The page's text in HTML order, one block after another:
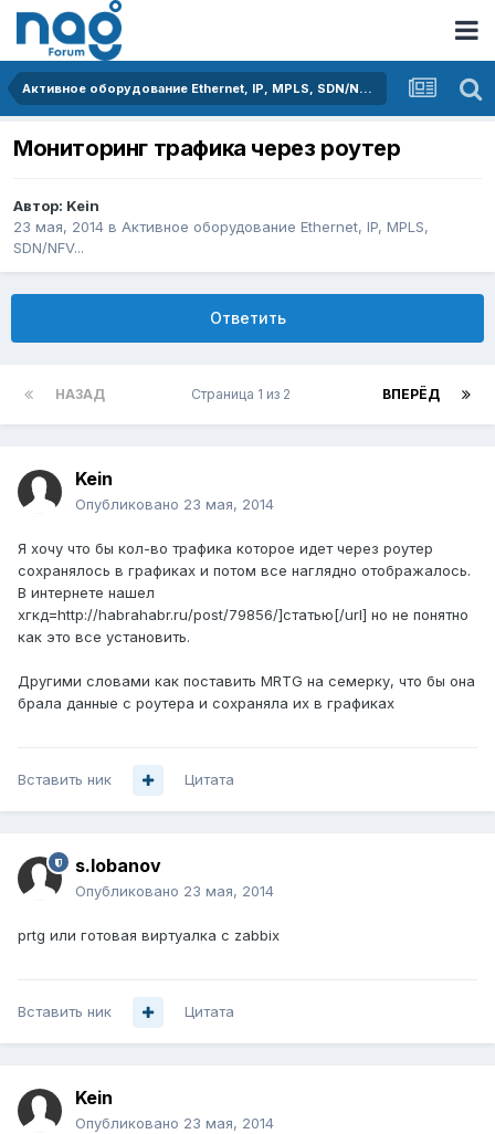
Активное оборудование Ethernet, IP, MPLS, SDN/NFV...
Мониторинг трафика через роутер
Автор: Kein
23 мая, 2014 в Активное оборудование Ethernet, IP, MPLS,
SDN/NFV...
Ответить
НАЗАД ВПЕРЁД
Страница 1 из 2
Kein
Опубликовано 23 мая, 2014
Я хочу что бы кол-во трафика которое идет через роутер
сохранялось в графиках и потом все наглядно отображалось.
В интернете нашел
хгкд=http://habrahabr.ru/post/79856/]статью[/url] но не понятно
как это все установить.
Другими словами как поставить MRTG на семерку, что бы она
брала данные с роутера и сохраняла их в графиках
Вставить ник Цитата
s.lobanov
Опубликовано 23 мая, 2014
prtg или готовая виртуалка с zabbix
Вставить ник Цитата
Kein
Опубликовано 23 мая, 2014